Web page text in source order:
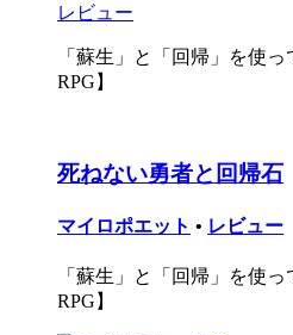
レビュー
「蘇生」と「回帰」を使
RPG】
死ねない勇者と回帰石
マイロポエット • レビュー
「蘇生」と「回帰」を使
RPG】